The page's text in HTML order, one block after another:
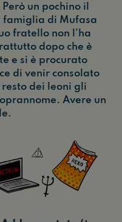
un pochino il
famiglia di Mufasa
fratello non l'ha
dopo che è
e si è procurato
di venir consolato
dei leoni gli
Avere un